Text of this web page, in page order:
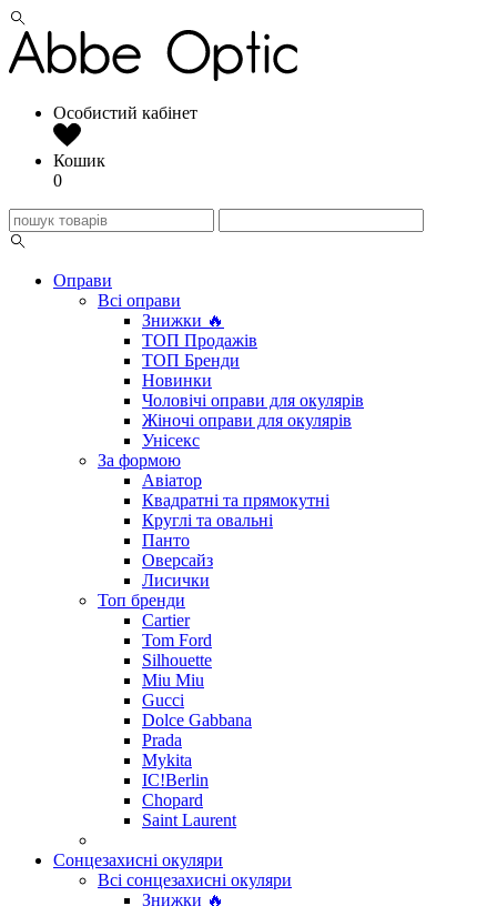
Особистий кабінет
Кошик
0
Оправи
Всі оправи
Знижки 🔥
ТОП Продажів
ТОП Бренди
Новинки
Чоловічі оправи для окулярів
Жіночі оправи для окулярів
Унісекс
За формою
Авіатор
Квадратні та прямокутні
Круглі та овальні
Панто
Оверсайз
Лисички
Топ бренди
Cartier
Tom Ford
Silhouette
Miu Miu
Gucci
Dolce Gabbana
Prada
Mykita
IC!Berlin
Chopard
Saint Laurent
Сонцезахисні окуляри
Всі сонцезахисні окуляри
Знижки 🔥